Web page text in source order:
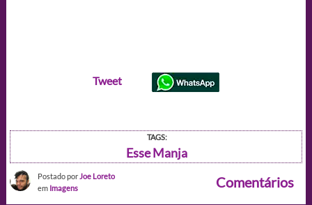
Tweet
TAGS:
Esse Manja
Postado por Joe Loreto
em Imagens Comentários